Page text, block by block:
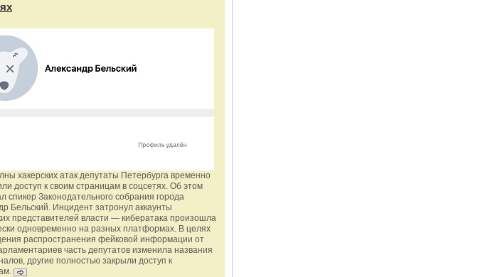
хакерских атак депутаты Петербурга временно
доступ к своим страницам в соцсетях. Об этом
спикер Законодательного собрания города
Бельский. Инцидент затронул аккаунты
представителей власти — кибератака произошла
одновременно на разных платформах. В целях
распространения фейковой информации от
часть депутатов изменила названия
другие полностью закрыли доступ к